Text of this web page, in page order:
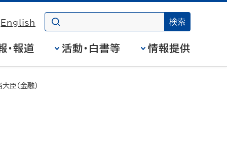
English
・報道 活動・白書等 情報提供
臣（金融）